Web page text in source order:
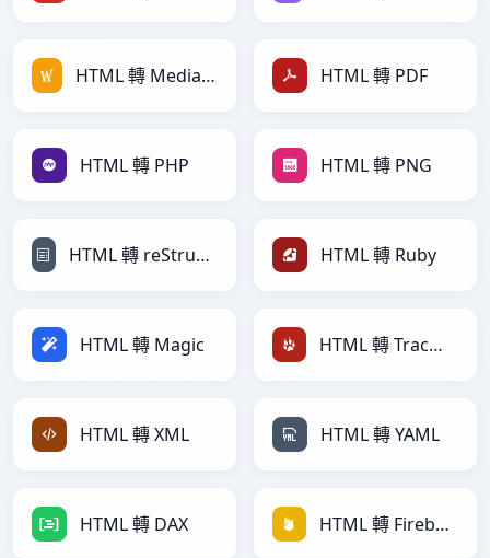
HTML 轉 MediaWiki HTML 轉 PDF
HTML 轉 PHP HTML 轉 PNG
HTML 轉 reStructuredText HTML 轉 Ruby
HTML 轉 Magic HTML 轉 TracWiki
HTML 轉 XML HTML 轉 YAML
HTML 轉 DAX HTML 轉 Firebase